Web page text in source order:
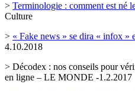
> Terminologie : comment est né
Culture
> « Fake news » se dira « infox »
4.10.2018
> Décodex : nos conseils pour
en ligne – LE MONDE -1.2.2017